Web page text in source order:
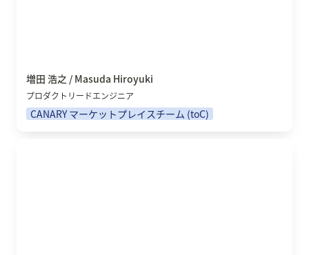
増田 浩之 / Masuda Hiroyuki
プロダクトリードエンジニア
CANARY マーケットプレイスチーム (toC)